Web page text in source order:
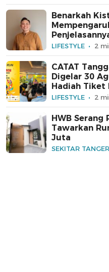
Benarkah
LIFESTYLE 2
CATAT
Digelar 30
Hadiah Tiket
LIFESTYLE 2
HWB Serang
Tawarkan
Juta
SEKITAR